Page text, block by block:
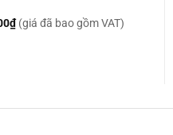
₫ (giá đã bao gồm VAT)